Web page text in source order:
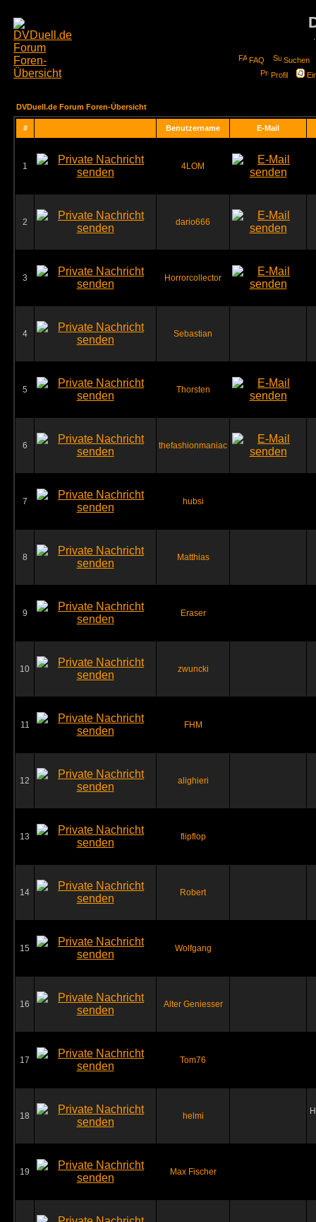
FAQ
Suchen
Profil
DVDuell.de Forum Foren-Übersicht
# Benutzername E-Mail
1 4LOM
2 dario666
3 Horrorcollector
4 Sebastian
5 Thorsten
6 thefashionmaniac
7 hubsi
8 Matthias
9 Eraser
10 zwuncki
11 FHM
12 alighieri
13 flipflop
14 Robert
15 Wolfgang
16 Alter Geniesser
17 Tom76
18 helmi
19 Max Fischer